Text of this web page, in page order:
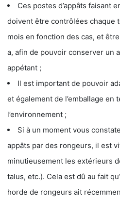
Ces postes d’appâts faisant
doivent être contrôlées chaque
mois en fonction des cas, et
a, afin de pouvoir conserver un
appétant ;
Il est important de pouvoir
et également de l’emballage en
l’environnement ;
Si à un moment vous
appâts par des rongeurs, il est
minutieusement les extérieurs
talus, etc.). Cela est dû au fait
horde de rongeurs ait